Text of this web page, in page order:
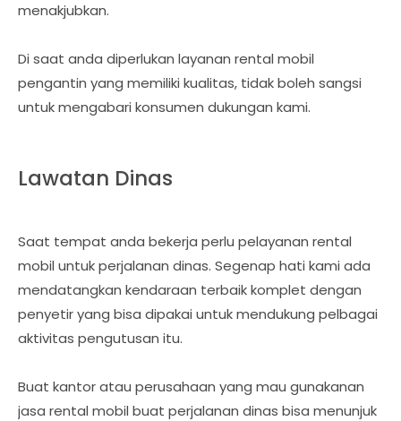
menakjubkan.
Di saat anda diperlukan layanan rental mobil
pengantin yang memiliki kualitas, tidak boleh sangsi
untuk mengabari konsumen dukungan kami.
Lawatan Dinas
Saat tempat anda bekerja perlu pelayanan rental
mobil untuk perjalanan dinas. Segenap hati kami ada
mendatangkan kendaraan terbaik komplet dengan
penyetir yang bisa dipakai untuk mendukung pelbagai
aktivitas pengutusan itu.
Buat kantor atau perusahaan yang mau gunakanan
jasa rental mobil buat perjalanan dinas bisa menunjuk